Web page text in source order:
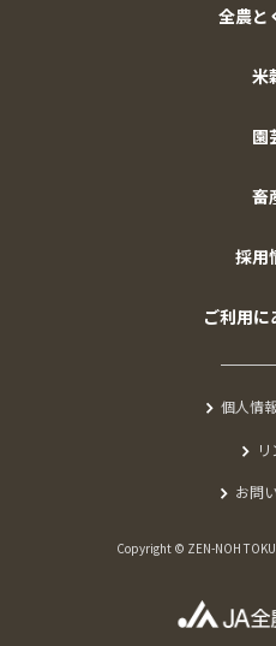
全農と
米
園
畜
採用
ご利用に
Copyright © ZEN-NOH
個人情
お問